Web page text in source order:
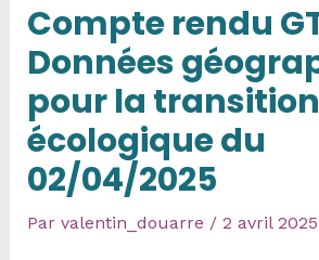
Compte rendu
Données
pour la transition
écologique du
02/04/2025
Par valentin_douarre / 2 avril 2025